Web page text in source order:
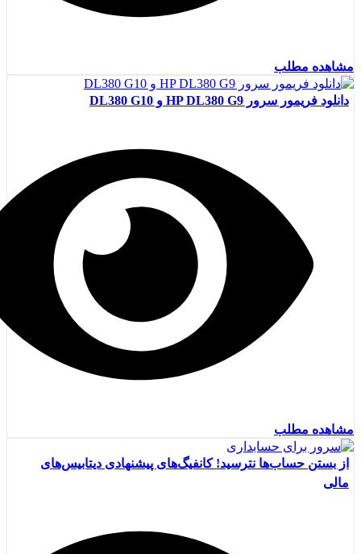
مشاهده مطلب
دانلود فریمور سرور HP DL380 G9 و DL380 G10
مشاهده مطلب
از بستن حساب‌ها نترسید! کانفیگ‌های پیشنهادی دیتابیس‌های
مالی